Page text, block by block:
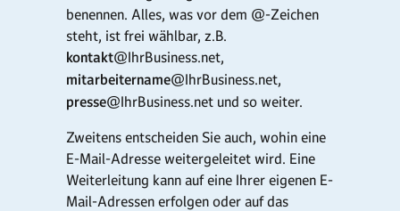
benennen. Alles, was vor dem @-Zeichen
steht, ist frei wählbar, z.B.
kontakt@IhrBusiness.net,
mitarbeitername@IhrBusiness.net,
presse@IhrBusiness.net und so weiter.
Zweitens entscheiden Sie auch, wohin eine
E-Mail-Adresse weitergeleitet wird. Eine
Weiterleitung kann auf eine Ihrer eigenen E-
Mail-Adressen erfolgen oder auf das